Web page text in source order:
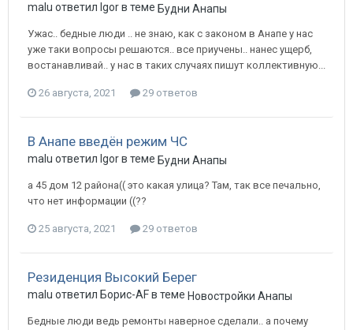
malu ответил Igor в теме Будни Анапы
Ужас.. бедные люди .. не знаю, как с законом в Анапе у нас
уже таки вопросы решаются.. все приучены.. нанес ущерб,
востанавливай.. у нас в таких случаях пишут коллективную...
26 августа, 2021 29 ответов
В Анапе введён режим ЧС
malu ответил Igor в теме Будни Анапы
а 45 дом 12 района(( это какая улица? Там, так все печально,
что нет информации ((??
25 августа, 2021 29 ответов
Резиденция Высокий Берег
malu ответил Борис-AF в теме Новостройки Анапы
Бедные люди ведь ремонты наверное сделали.. а почему